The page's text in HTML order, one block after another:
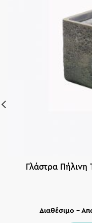
Γλάστρα Πήλινη
Διαθέσιμο –